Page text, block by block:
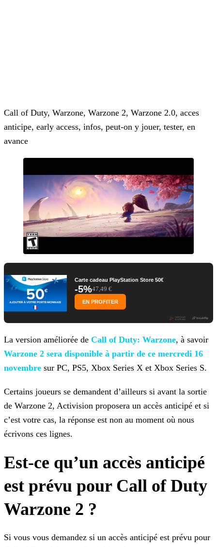
Call of Duty, Warzone, Warzone 2, Warzone 2.0, acces
anticipe, early access, infos, peut-on y jouer, tester, en
avance
Carte cadeau PlayStation Store 50€
-5%47,49 €
EN PROFITER
La version améliorée de Call of Duty: Warzone, à savoir
Warzone 2 sera disponible à partir de ce mercredi 16
novembre sur PC, PS5, Xbox Series X et Xbox Series S.
Certains joueurs se demandent d’ailleurs si avant la sortie
de Warzone 2, Activision proposera un accès anticipé et si
c’est votre cas, la réponse est non au moment où nous
écrivons ces lignes.
Est-ce qu’un accès anticipé
est prévu pour Call of Duty
Warzone 2 ?
Si vous vous demandez si un accès anticipé est prévu pour